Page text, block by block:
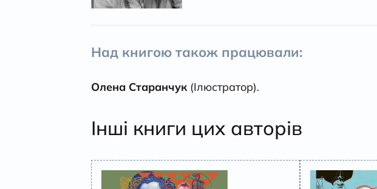
Над книгою також працювали:
Олена Старанчук(Ілюстратор).
Інші книги цих авторів